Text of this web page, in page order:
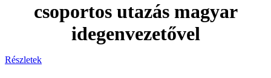
csoportos utazás magyar
idegenvezetővel
Részletek